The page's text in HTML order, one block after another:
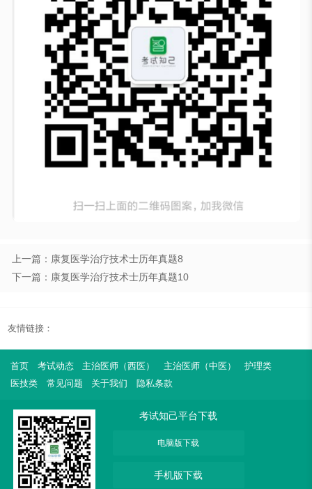
上一篇：康复医学治疗技术士历年真题8
下一篇：康复医学治疗技术士历年真题10
友情链接：
首页 考试动态 主治医师（西医） 主治医师（中医）
护理类
医技类
常见问题 关于我们 隐私条款
考试知己平台下载
电脑版下载
手机版下载